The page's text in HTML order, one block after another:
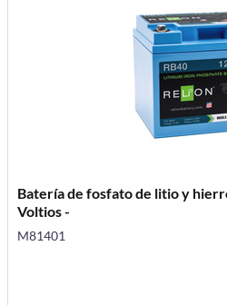
Batería de fosfato de litio y
Voltios -
M81401